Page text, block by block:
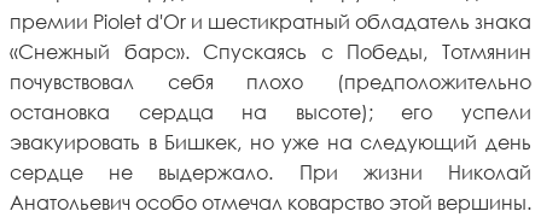
премии Piolet d'Or и шестикратный обладатель знака
«Снежный барс». Спускаясь с Победы, Тотмянин
почувствовал себя плохо (предположительно
остановка сердца на высоте); его успели
эвакуировать в Бишкек, но уже на следующий день
сердце не выдержало. При жизни Николай
Анатольевич особо отмечал коварство этой вершины.